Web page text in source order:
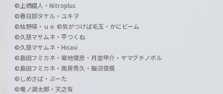
©上栖綴人・Nitroplus
©春日部タケル・ユキヲ
©枯野瑛・ｕｅ ©気がつけば毛玉・かにビーム
©久慈マサムネ・平つくね
©久慈マサムネ・Hisasi
©島田フミカネ・築地俊彦・月並甲介・ヤマグチノボル
©島田フミカネ・南房秀久・飯沼俊規
©しめさば・ぶーた
©竜ノ湖太郎・天之有